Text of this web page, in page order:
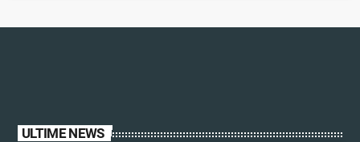
ULTIME NEWS